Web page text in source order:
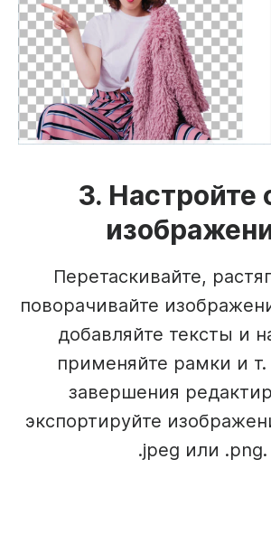
3. Настройте
Перетаскивайте,
поворачивайте
добавляйте тексты и
применяйте рамки и
завершения
экспортируйте
.jpeg или .png.